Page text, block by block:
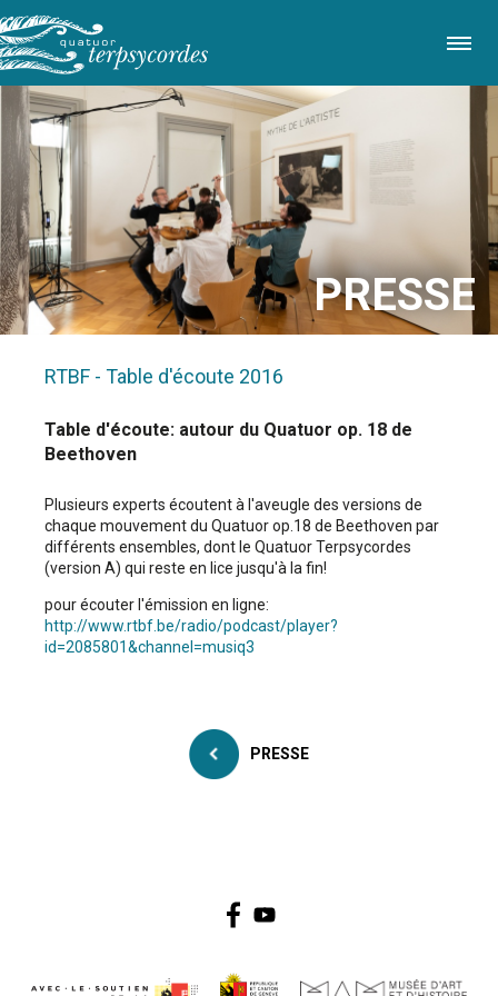
au
contenu
principal
PRESSE
RTBF - Table d'écoute 2016
Table d'écoute: autour du Quatuor op. 18 de
Beethoven
Plusieurs experts écoutent à l'aveugle des versions de
chaque mouvement du Quatuor op.18 de Beethoven par
différents ensembles, dont le Quatuor Terpsycordes
(version A) qui reste en lice jusqu'à la fin!
pour écouter l'émission en ligne:
http://www.rtbf.be/radio/podcast/player?
id=2085801&channel=musiq3
PRESSE